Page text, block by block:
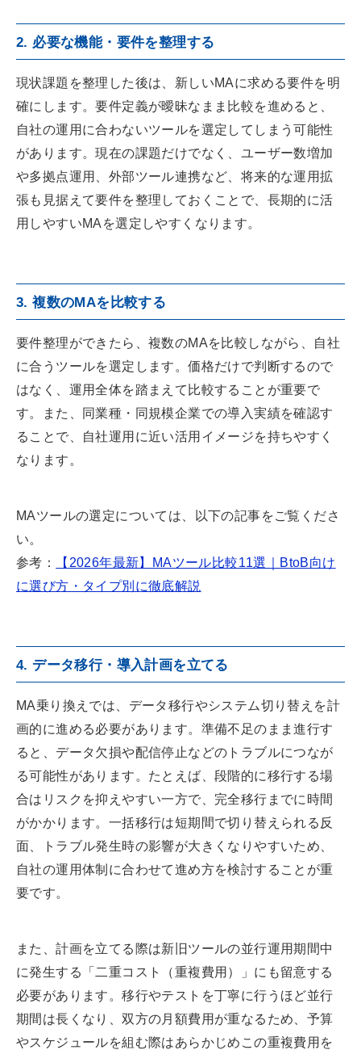
2. 必要な機能・要件を整理する
現状課題を整理した後は、新しいMAに求める要件を明
確にします。要件定義が曖昧なまま比較を進めると、
自社の運用に合わないツールを選定してしまう可能性
があります。現在の課題だけでなく、ユーザー数増加
や多拠点運用、外部ツール連携など、将来的な運用拡
張も見据えて要件を整理しておくことで、長期的に活
用しやすいMAを選定しやすくなります。
3. 複数のMAを比較する
要件整理ができたら、複数のMAを比較しながら、自社
に合うツールを選定します。価格だけで判断するので
はなく、運用全体を踏まえて比較することが重要で
す。また、同業種・同規模企業での導入実績を確認す
ることで、自社運用に近い活用イメージを持ちやすく
なります。
MAツールの選定については、以下の記事をご覧くださ
い。
参考：
【2026年最新】MAツール比較11選｜BtoB向け
に選び方・タイプ別に徹底解説
4. データ移行・導入計画を立てる
MA乗り換えでは、データ移行やシステム切り替えを計
画的に進める必要があります。準備不足のまま進行す
ると、データ欠損や配信停止などのトラブルにつなが
る可能性があります。たとえば、段階的に移行する場
合はリスクを抑えやすい一方で、完全移行までに時間
がかかります。一括移行は短期間で切り替えられる反
面、トラブル発生時の影響が大きくなりやすいため、
自社の運用体制に合わせて進め方を検討することが重
要です。
また、計画を立てる際は新旧ツールの並行運用期間中
に発生する「二重コスト（重複費用）」にも留意する
必要があります。移行やテストを丁寧に行うほど並行
期間は長くなり、双方の月額費用が重なるため、予算
やスケジュールを組む際はあらかじめこの重複費用を